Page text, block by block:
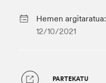
Hemen argitaratua:
12/10/2021
PARTEKATU